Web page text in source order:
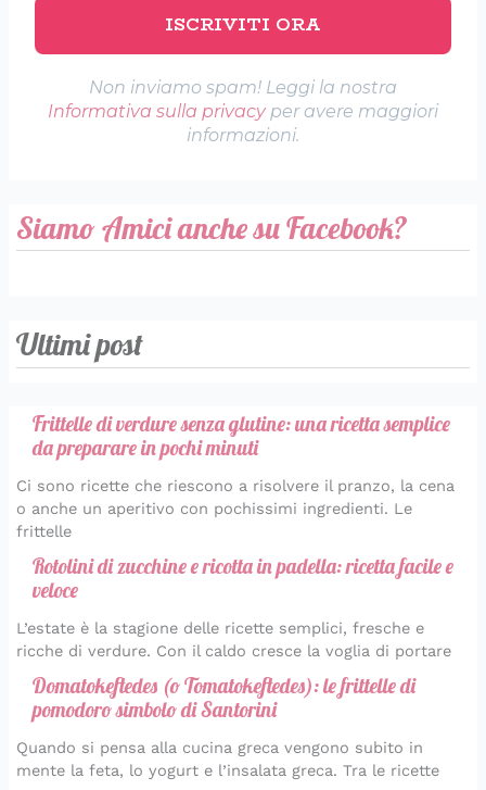
Non inviamo spam! Leggi la nostra
Informativa sulla privacyper avere maggiori
informazioni.
Siamo Amici anche su Facebook?
Ultimi post
Frittelle di verdure senza glutine: una ricetta semplice
da preparare in pochi minuti
Ci sono ricette che riescono a risolvere il pranzo, la cena
o anche un aperitivo con pochissimi ingredienti. Le
frittelle
Rotolini di zucchine e ricotta in padella: ricetta facile e
veloce
L’estate è la stagione delle ricette semplici, fresche e
ricche di verdure. Con il caldo cresce la voglia di portare
Domatokeftedes (o Tomatokeftedes): le frittelle di
pomodoro simbolo di Santorini
Quando si pensa alla cucina greca vengono subito in
mente la feta, lo yogurt e l’insalata greca. Tra le ricette